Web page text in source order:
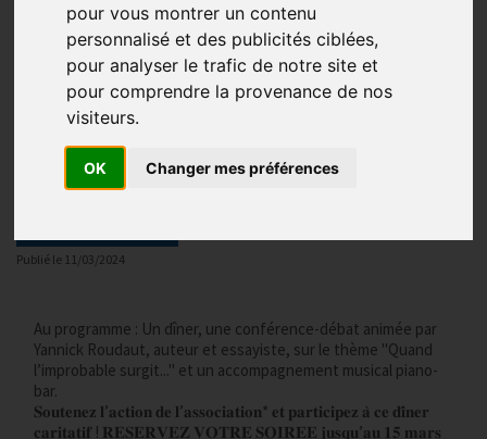
pour vous montrer un contenu
personnalisé et des publicités ciblées,
pour analyser le trafic de notre site et
pour comprendre la provenance de nos
visiteurs.
OK Changer mes préférences
Soutenez l’action de
logement fraternité ! en
participant à la soirée
caricative
Publié le 11/03/2024
Au programme : Un dîner, une conférence-débat animée par
Yannick Roudaut, auteur et essayiste, sur le thème "Quand
l’improbable surgit..." et un accompagnement musical piano-
bar.
𝐒𝐨𝐮𝐭𝐞𝐧𝐞𝐳 𝐥’𝐚𝐜𝐭𝐢𝐨𝐧 𝐝𝐞 𝐥’𝐚𝐬𝐬𝐨𝐜𝐢𝐚𝐭𝐢𝐨𝐧* 𝐞𝐭 𝐩𝐚𝐫𝐭𝐢𝐜𝐢𝐩𝐞𝐳 𝐚̀ 𝐜𝐞 𝐝𝐢̂𝐧𝐞𝐫
𝐜𝐚𝐫𝐢𝐭𝐚𝐭𝐢𝐟 ! 𝐑𝐄𝐒𝐄𝐑𝐕𝐄𝐙 𝐕𝐎𝐓𝐑𝐄 𝐒𝐎𝐈𝐑𝐄𝐄 𝐣𝐮𝐬𝐪𝐮’𝐚𝐮 𝟏𝟓 𝐦𝐚𝐫𝐬